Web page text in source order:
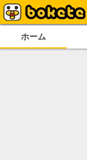
ホーム